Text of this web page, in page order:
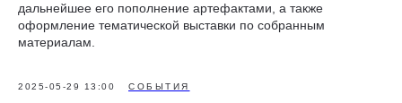
дальнейшее его пополнение артефактами, а также
оформление тематической выставки по собранным
материалам.
2025-05-29 13:00 СОБЫТИЯ